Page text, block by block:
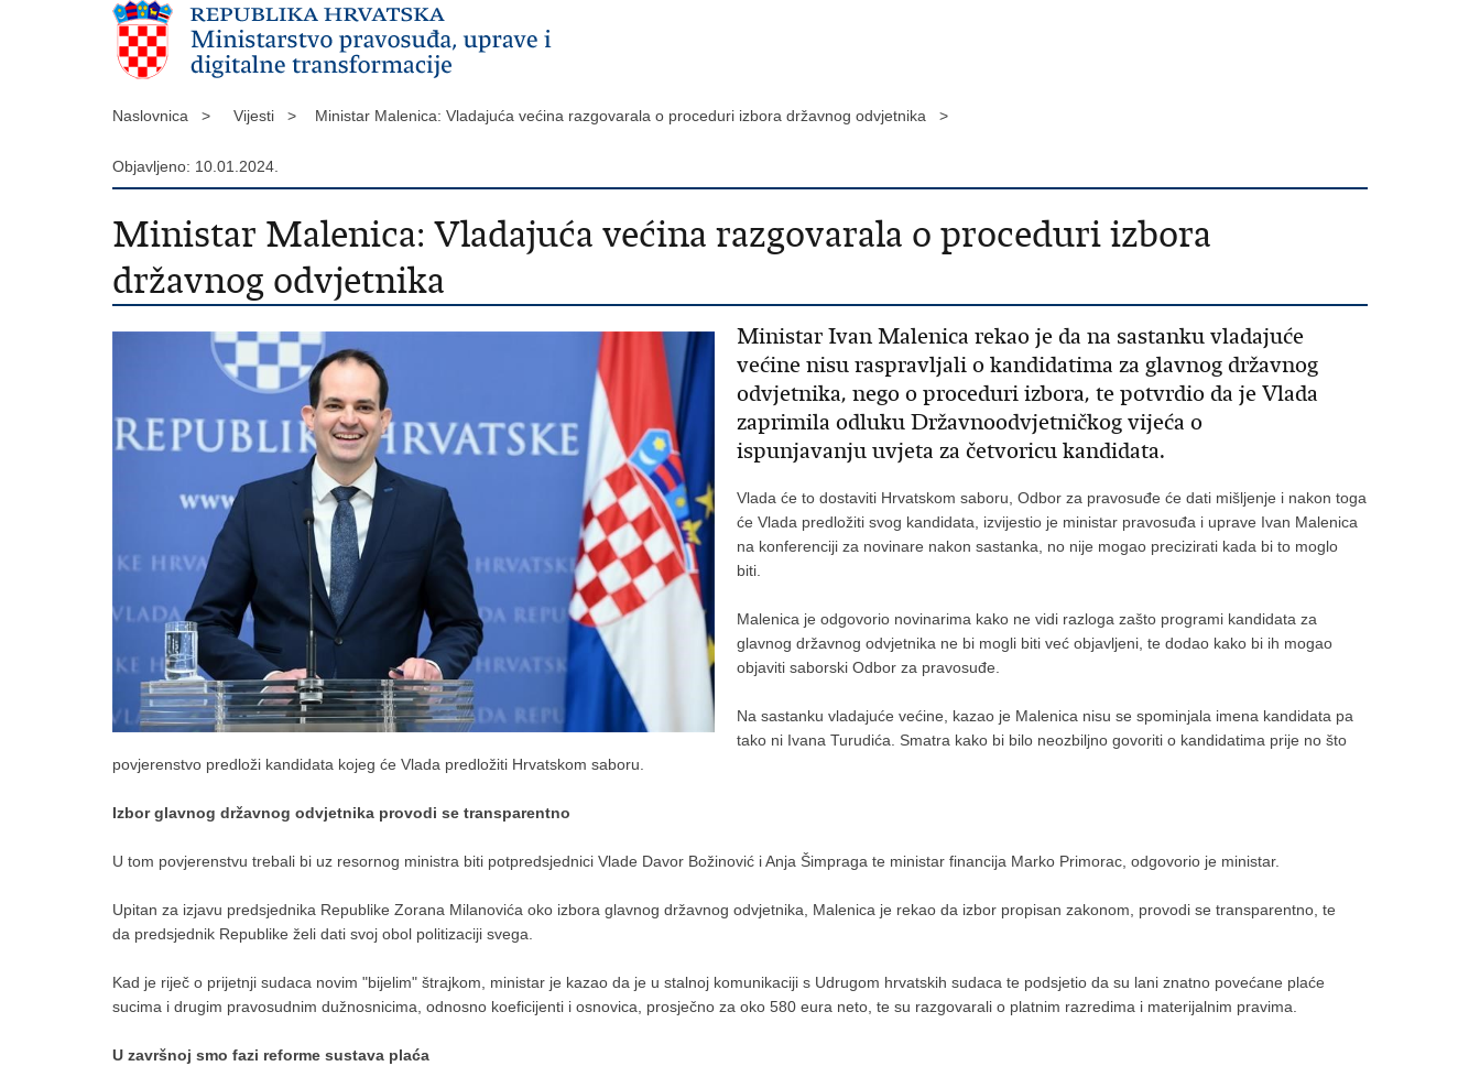
Naslovnica > Vijesti > Ministar Malenica: Vladajuća većina razgovarala o proceduri izbora državnog odvjetnika >
Objavljeno: 10.01.2024.
Ministar Malenica: Vladajuća većina razgovarala o proceduri izbora
državnog odvjetnika
Ministar Ivan Malenica rekao je da na sastanku vladajuće
većine nisu raspravljali o kandidatima za glavnog državnog
odvjetnika, nego o proceduri izbora, te potvrdio da je Vlada
zaprimila odluku Državnoodvjetničkog vijeća o
ispunjavanju uvjeta za četvoricu kandidata.
Vlada će to dostaviti Hrvatskom saboru, Odbor za pravosuđe će dati mišljenje i nakon toga
će Vlada predložiti svog kandidata, izvijestio je ministar pravosuđa i uprave Ivan Malenica
na konferenciji za novinare nakon sastanka, no nije mogao precizirati kada bi to moglo
biti.
Malenica je odgovorio novinarima kako ne vidi razloga zašto programi kandidata za
glavnog državnog odvjetnika ne bi mogli biti već objavljeni, te dodao kako bi ih mogao
objaviti saborski Odbor za pravosuđe.
Na sastanku vladajuće većine, kazao je Malenica nisu se spominjala imena kandidata pa
tako ni Ivana Turudića. Smatra kako bi bilo neozbiljno govoriti o kandidatima prije no što
povjerenstvo predloži kandidata kojeg će Vlada predložiti Hrvatskom saboru.
Izbor glavnog državnog odvjetnika provodi se transparentno
U tom povjerenstvu trebali bi uz resornog ministra biti potpredsjednici Vlade Davor Božinović i Anja Šimpraga te ministar financija Marko Primorac, odgovorio je ministar.
Upitan za izjavu predsjednika Republike Zorana Milanovića oko izbora glavnog državnog odvjetnika, Malenica je rekao da izbor propisan zakonom, provodi se transparentno, te
da predsjednik Republike želi dati svoj obol politizaciji svega.
Kad je riječ o prijetnji sudaca novim "bijelim" štrajkom, ministar je kazao da je u stalnoj komunikaciji s Udrugom hrvatskih sudaca te podsjetio da su lani znatno povećane plaće
sucima i drugim pravosudnim dužnosnicima, odnosno koeficijenti i osnovica, prosječno za oko 580 eura neto, te su razgovarali o platnim razredima i materijalnim pravima.
U završnoj smo fazi reforme sustava plaća